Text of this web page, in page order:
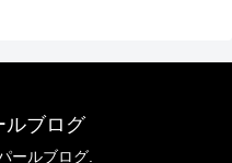
ルブログ
ールブログ.